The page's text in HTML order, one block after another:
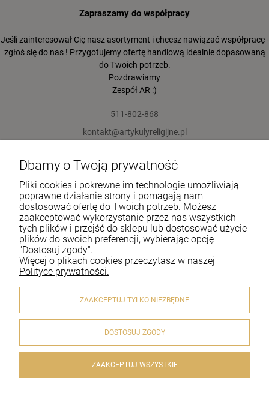
Zapraszamy do współpracy
Jeśli zainteresował Cię nasz asortyment i chcesz nawiązać współpracę -
zgłoś się do nas ! Przygotujemy ofertę handlową idealnie dopasowaną
do Twoich potrzeb.
Pozdrawiamy
Zespół AR :)
511-802-868
kontakt@artykulyreligijne.pl
Pomoc
Moje konto
Płatności i dostawa
Informacje
O nas
© 2020 artykulyreligijne.pl . Wszelkie prawa zastrzeżone.
Styl graficzny i aplikacje ShopGadget.pl
Sklep internetowy
Dbamy o Twoją prywatność
Pliki cookies i pokrewne im technologie umożliwiają
poprawne działanie strony i pomagają nam
dostosować ofertę do Twoich potrzeb. Możesz
zaakceptować wykorzystanie przez nas wszystkich
tych plików i przejść do sklepu lub dostosować użycie
plików do swoich preferencji, wybierając opcję
"Dostosuj zgody".
Więcej o plikach cookies przeczytasz w naszej
Polityce prywatności.
ZAAKCEPTUJ TYLKO NIEZBĘDNE
DOSTOSUJ ZGODY
ZAAKCEPTUJ WSZYSTKIE